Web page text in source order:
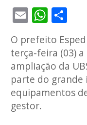
Email
O prefeito
terça-feira (03)
ampliação da
parte do
equipamentos
gestor.